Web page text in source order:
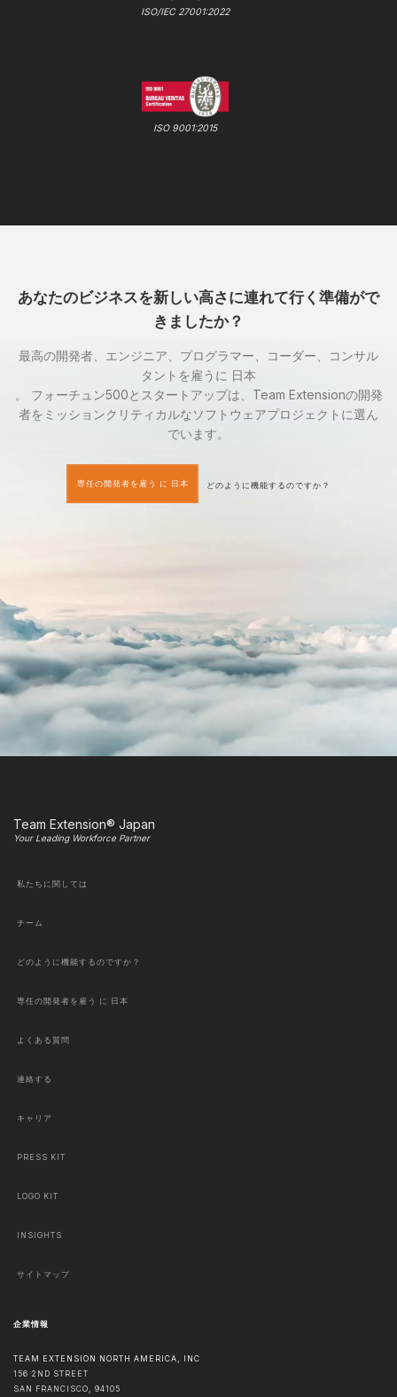
ISO/IEC 27001:2022
ISO 9001:2015
あなたのビジネスを新しい高さに連れて行く準備がで
きましたか？
最高の開発者、エンジニア、プログラマー、コーダー、コンサル
タントを雇うに 日本
。 フォーチュン500とスタートアップは、Team Extensionの開発
者をミッションクリティカルなソフトウェアプロジェクトに選ん
でいます。
専任の開発者を雇う に 日本 どのように機能するのですか？
Team Extension® Japan
Your Leading Workforce Partner
私たちに関しては
チーム
どのように機能するのですか？
専任の開発者を雇う に 日本
よくある質問
連絡する
キャリア
PRESS KIT
LOGO KIT
INSIGHTS
サイトマップ
企業情報
TEAM EXTENSION NORTH AMERICA, INC
156 2ND STREET
SAN FRANCISCO, 94105